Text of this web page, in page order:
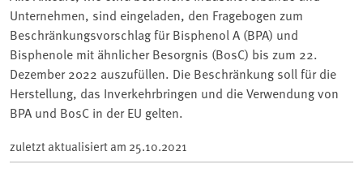
Unternehmen, sind eingeladen, den Fragebogen zum
Beschränkungsvorschlag für Bisphenol A (BPA) und
Bisphenole mit ähnlicher Besorgnis (BosC) bis zum 22.
Dezember 2022 auszufüllen. Die Beschränkung soll für die
Herstellung, das Inverkehrbringen und die Verwendung von
BPA und BosC in der EU gelten.
zuletzt aktualisiert am 25.10.2021